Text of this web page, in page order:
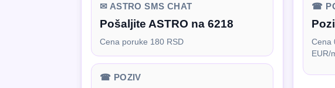
✉ ASTRO SMS CHAT
Pošaljite ASTRO na 6218
Cena poruke 180 RSD
☎ POZIV
☎
Cena
EUR/